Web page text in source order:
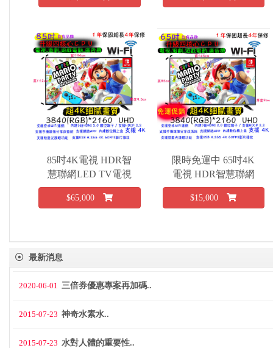
85吋4K電視 HDR智
慧聯網LED TV電視
~SONY/三星 85吋Ａ
＋級面板～
$65,000
限時免運中 65吋4K
電視 HDR智慧聯網
LED TV電視SONY/
三星 65吋Ａ＋級面
$15,000
最新消息
2020-06-01 三倍券優惠專案再加碼..
2015-07-23 神奇水素水..
2015-07-23 水對人體的重要性..